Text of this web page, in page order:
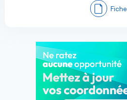
Fiche